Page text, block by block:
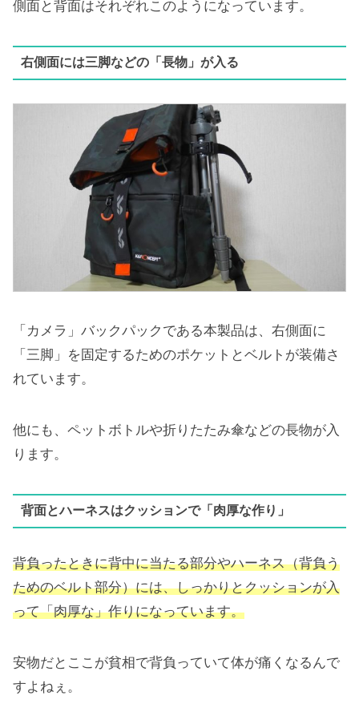
側面と背面はそれぞれこのようになっています。
右側面には三脚などの「長物」が入る
「カメラ」バックパックである本製品は、右側面に
「三脚」を固定するためのポケットとベルトが装備さ
れています。
他にも、ペットボトルや折りたたみ傘などの長物が入
ります。
背面とハーネスはクッションで「肉厚な作り」
背負ったときに背中に当たる部分やハーネス（背負う
ためのベルト部分）には、しっかりとクッションが入
って「肉厚な」作りになっています。
安物だとここが貧相で背負っていて体が痛くなるんで
すよねぇ。